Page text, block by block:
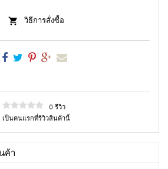
วิธีการสั่งซื้อ
0 รีวิว
เป็นคนแรกที่รีวิวสินค้านี้
ค้า